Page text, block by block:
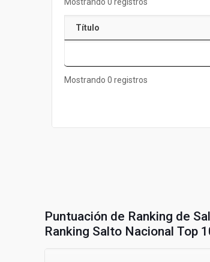
Título
Mostrando 0 registros
Puntuación de Ranking de
Ranking Salto Nacional Top